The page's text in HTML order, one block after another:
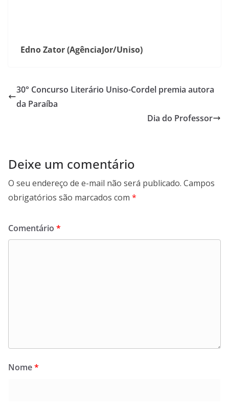
Edno Zator (AgênciaJor/Uniso)
30° Concurso Literário Uniso-Cordel premia autora
da Paraíba
Dia do Professor
Deixe um comentário
O seu endereço de e-mail não será publicado. Campos
obrigatórios são marcados com *
Comentário *
Nome*